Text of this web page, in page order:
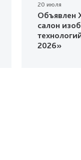
20 июля
Объявлен
салон
2026»